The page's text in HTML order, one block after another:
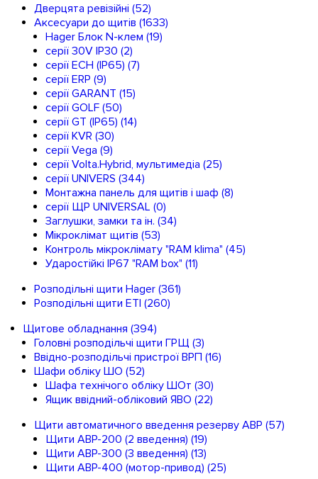
Дверцята ревізійні (52)
Аксесуари до щитів (1633)
Hager Блок N-клем (19)
серії 30V IP30 (2)
серії ECH (IP65) (7)
серії ERP (9)
серії GARANT (15)
серії GOLF (50)
серії GT (IP65) (14)
серії KVR (30)
серії Vega (9)
серії Volta.Hybrid, мультимедіа (25)
серії UNIVERS (344)
Монтажна панель для щитів і шаф (8)
серії ЩР UNIVERSAL (0)
Заглушки, замки та ін. (34)
Мікроклімат щитів (53)
Контроль мікроклімату "RAM klima" (45)
Ударостійкі IP67 "RAM box" (11)
Розподільні щити Hager (361)
Розподільні щити ETI (260)
Щитове обладнання (394)
Головні розподільчі щити ГРЩ (3)
Ввідно-розподільчі пристрої ВРП (16)
Шафи обліку ШО (52)
Шафа технічого обліку ШОт (30)
Ящик ввідний-обліковий ЯВО (22)
Щити автоматичного введення резерву АВР (57)
Щити АВР-200 (2 введення) (19)
Щити АВР-300 (3 введення) (13)
Щити АВР-400 (мотор-привод) (25)